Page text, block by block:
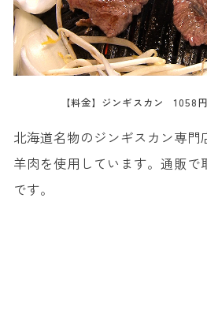
【料金】ジンギスカン 1058
北海道名物のジンギスカン専門
羊肉を使用しています。通販で
です。